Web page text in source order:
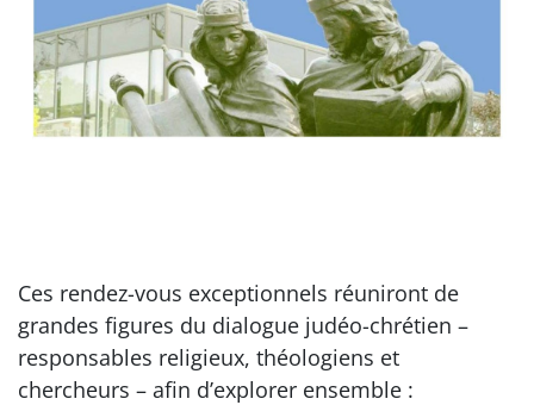
Ces rendez-vous exceptionnels réuniront de
grandes figures du dialogue judéo-chrétien –
responsables religieux, théologiens et
chercheurs – afin d’explorer ensemble :